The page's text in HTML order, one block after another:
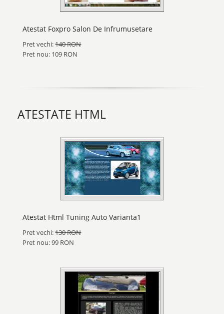
Atestat Foxpro Salon De Infrumusetare
Pret vechi:140 RON
Pret nou: 109 RON
ATESTATE HTML
Atestat Html Tuning Auto Varianta1
Pret vechi:130 RON
Pret nou: 99 RON